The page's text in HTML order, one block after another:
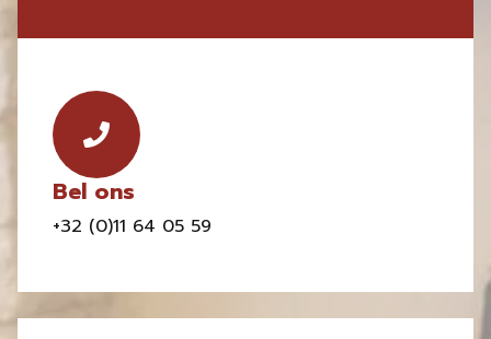
Bel ons
+32 (0)11 64 05 59